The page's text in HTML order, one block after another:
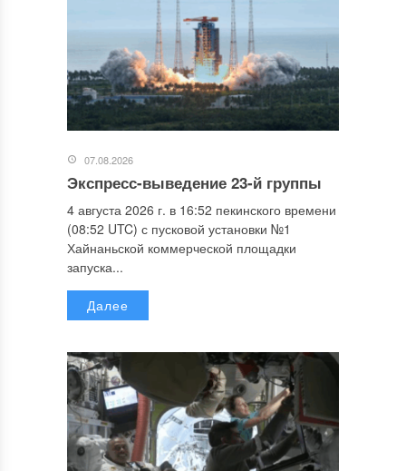
07.08.2026
Экспресс-выведение 23-й группы
4 августа 2026 г. в 16:52 пекинского времени
(08:52 UTC) с пусковой установки №1
Хайнаньской коммерческой площадки
запуска...
Далее